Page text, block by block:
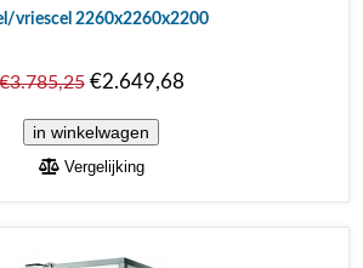
vriescel 2260x2260x2200
€2.649,68
Vergelijking